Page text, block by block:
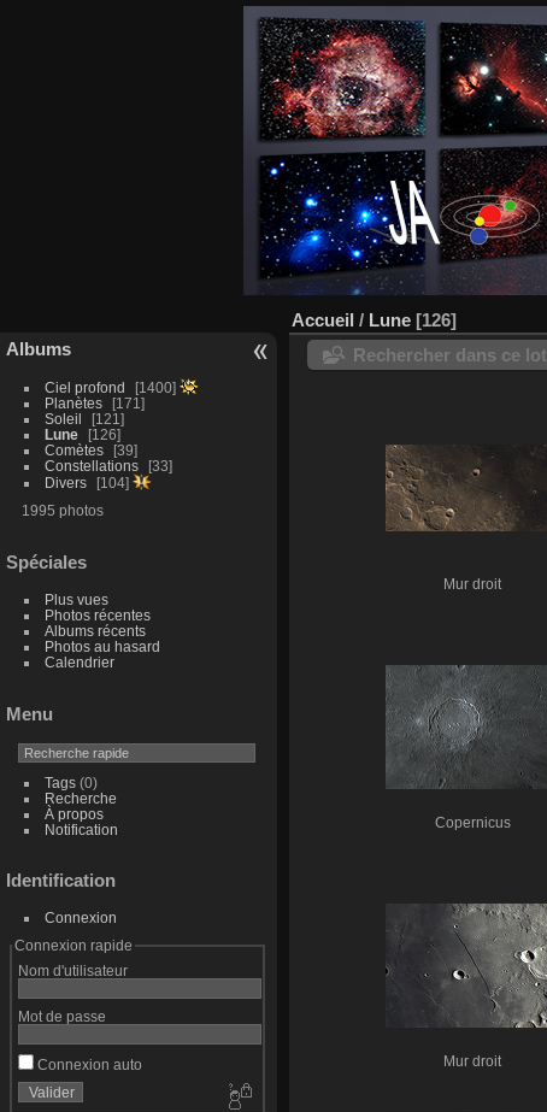
Albums
Ciel profond
1400
Planètes
171
Soleil
121
Lune
126
Comètes
39
Constellations
33
Divers
104
1995 photos
Spéciales
Plus vues
Photos récentes
Albums récents
Photos au hasard
Calendrier
Menu
Tags(0)
Recherche
À propos
Notification
Identification
Connexion
Connexion rapide
Nom d'utilisateur
Mot de passe
Connexion auto
Accueil / Lune 126
Rechercher dans ce lot
Mur droit
Copernicus
Mur droit